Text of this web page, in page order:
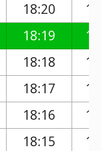
18:20
18:19
18:18
18:17
18:16
18:15